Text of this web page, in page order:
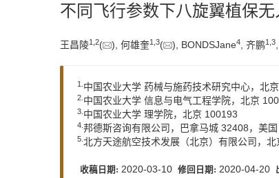
不同飞行参数下八旋翼植保
王昌陵1, 2( ), 何雄奎1, 3( ), BONDSJane4 , 齐鹏1, 3
1. 中国农业大学 药械与施药技术研究中心，北
2. 中国农业大学 信息与电气工程学院，北京
3. 中国农业大学 理学院，北京 100193
4. 邦德斯咨询有限公司，巴拿马城 32408，美国
5. 北方天途航空技术发展（北京）有限公司，
收稿日期: 2020-03-10 修回日期: 2020-04-20